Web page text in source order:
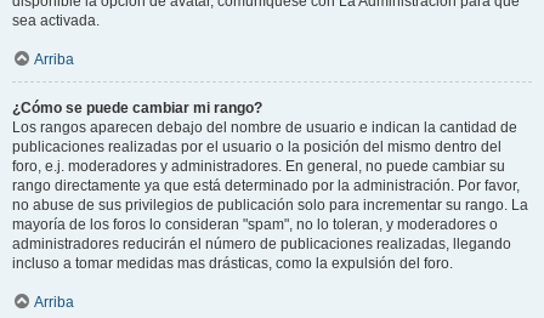
sea activada.
Arriba
¿Cómo se puede cambiar mi rango?
Los rangos aparecen debajo del nombre de usuario e indican la cantidad de
publicaciones realizadas por el usuario o la posición del mismo dentro del
foro, e.j. moderadores y administradores. En general, no puede cambiar su
rango directamente ya que está determinado por la administración. Por favor,
no abuse de sus privilegios de publicación solo para incrementar su rango. La
mayoría de los foros lo consideran "spam", no lo toleran, y moderadores o
administradores reducirán el número de publicaciones realizadas, llegando
incluso a tomar medidas mas drásticas, como la expulsión del foro.
Arriba